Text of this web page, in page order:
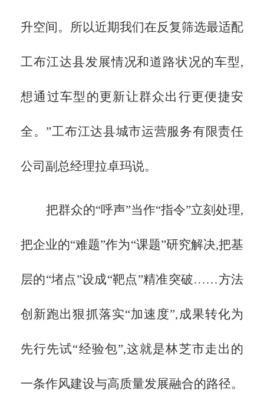
升空间。所以近期我们在反复筛选最适配
工布江达县发展情况和道路状况的车型,
想通过车型的更新让群众出行更便捷安
全。”工布江达县城市运营服务有限责任
公司副总经理拉卓玛说。
把群众的“呼声”当作“指令”立刻处理,
把企业的“难题”作为“课题”研究解决,把基
层的“堵点”设成“靶点”精准突破……方法
创新跑出狠抓落实“加速度”,成果转化为
先行先试“经验包”,这就是林芝市走出的
一条作风建设与高质量发展融合的路径。